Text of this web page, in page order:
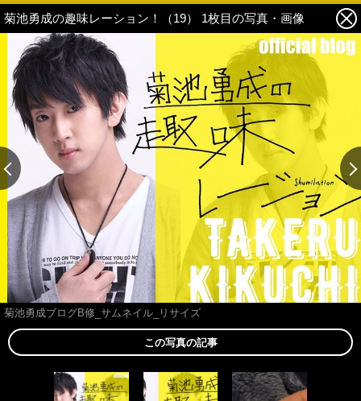
菊池勇成の趣味レーション！（19） 1枚目の写真・画像
菊池勇成ブログB修_サムネイル_リサイズ
この記事の画像 残り2
この写真の記事